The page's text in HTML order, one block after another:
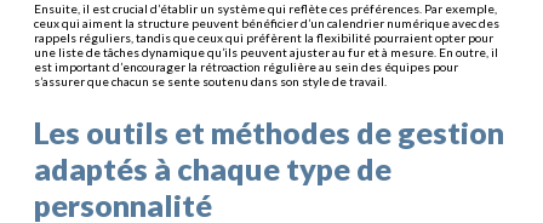
Ensuite, il est crucial d’établir un système qui reflète ces préférences. Par exemple,
ceux qui aiment la structure peuvent bénéficier d’un calendrier numérique avec des
rappels réguliers, tandis que ceux qui préfèrent la flexibilité pourraient opter pour
une liste de tâches dynamique qu’ils peuvent ajuster au fur et à mesure. En outre, il
est important d’encourager la rétroaction régulière au sein des équipes pour
s’assurer que chacun se sente soutenu dans son style de travail.
Les outils et méthodes de gestion
adaptés à chaque type de
personnalité